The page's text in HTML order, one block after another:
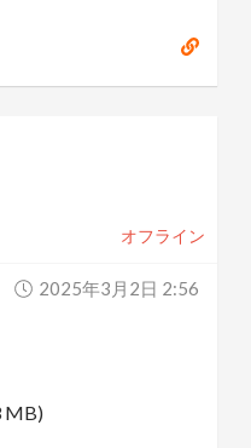
オフライン
2025年3月2日 2:56
MB)